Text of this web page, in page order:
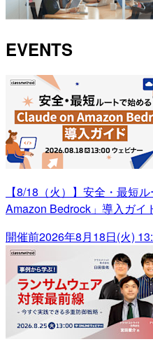
EVENTS
【8/18（火）】安全・最短
Amazon Bedrock」導入ガイ
開催前2026年8月18日(火)